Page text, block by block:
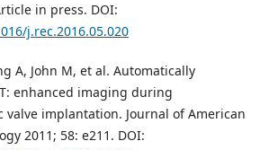
in press. DOI:
j.rec.2016.05.020
A, John M, et al. Automatically
enhanced imaging during
implantation. Journal of American
2011; 58: e211. DOI: